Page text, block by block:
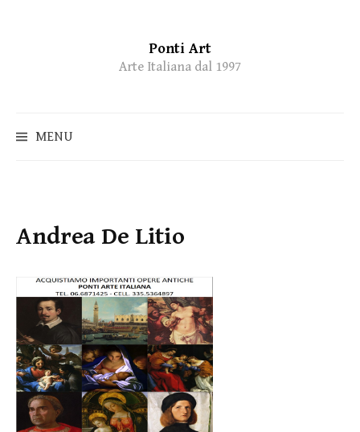
Ponti Art
Arte Italiana dal 1997
MENU
Andrea De Litio